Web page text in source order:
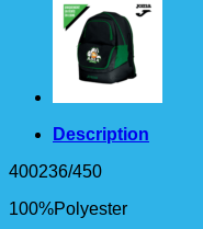
Description
400236/450
100%Polyester